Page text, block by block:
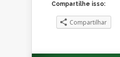
Compartilhe isso:
Compartilhar